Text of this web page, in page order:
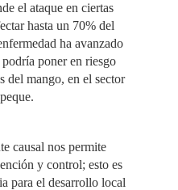
el ataque en ciertas
hasta un 70% del
ha avanzado
poner en riesgo
del mango, en el sector
causal nos permite
y control; esto es
para el desarrollo local